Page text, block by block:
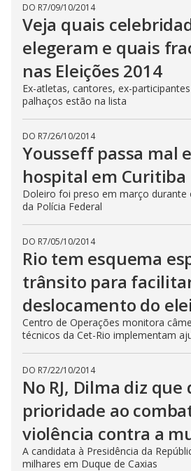
DO R7/09/10/2014
Veja quais
elegeram e quais
nas Eleições 2014
Ex-atletas, cantores, ex-
palhaços estão na lista
DO R7/26/10/2014
Yousseff passa mal
hospital em Curitiba
Doleiro foi preso em março durante
da Polícia Federal
DO R7/05/10/2014
Rio tem esquema
trânsito para
deslocamento do
Centro de Operações monitora
técnicos da Cet-Rio implementam
DO R7/22/10/2014
No RJ, Dilma diz que
prioridade ao
violência contra a
A candidata à Presidência da
milhares em Duque de Caxias